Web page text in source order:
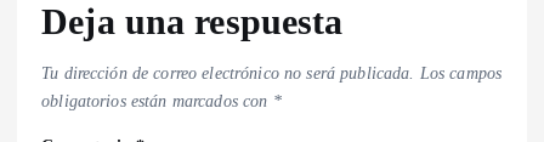
Deja una respuesta
Tu dirección de correo electrónico no será publicada.
Los campos
obligatorios están marcados con *